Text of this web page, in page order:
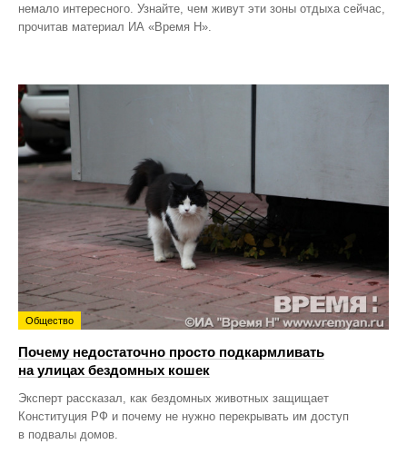
немало интересного. Узнайте, чем живут эти зоны отдыха сейчас,
прочитав материал ИА «Время Н».
Общество
Почему недостаточно просто подкармливать
на улицах бездомных кошек
Эксперт рассказал, как бездомных животных защищает
Конституция РФ и почему не нужно перекрывать им доступ
в подвалы домов.